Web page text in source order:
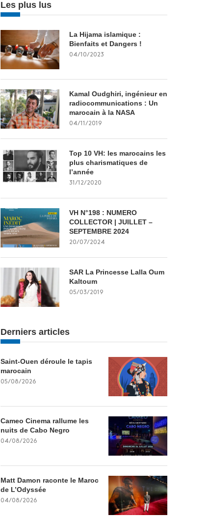
Les plus lus
La Hijama islamique :
Bienfaits et Dangers !
04/10/2023
Kamal Oudghiri, ingénieur en
radiocommunications : Un
marocain à la NASA
04/11/2019
Top 10 VH: les marocains les
plus charismatiques de
l’année
31/12/2020
VH N°198 : NUMERO
COLLECTOR | JUILLET –
SEPTEMBRE 2024
20/07/2024
SAR La Princesse Lalla Oum
Kaltoum
05/03/2019
Derniers articles
Saint-Ouen déroule le tapis
marocain
05/08/2026
Cameo Cinema rallume les
nuits de Cabo Negro
04/08/2026
Matt Damon raconte le Maroc
de L’Odyssée
04/08/2026